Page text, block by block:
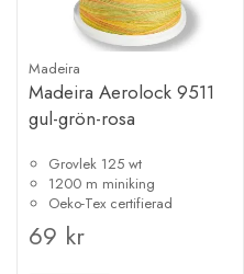
Madeira
Madeira Aerolock 9511
gul-grön-rosa
Grovlek 125 wt
1200 m miniking
Oeko-Tex certifierad
69 kr